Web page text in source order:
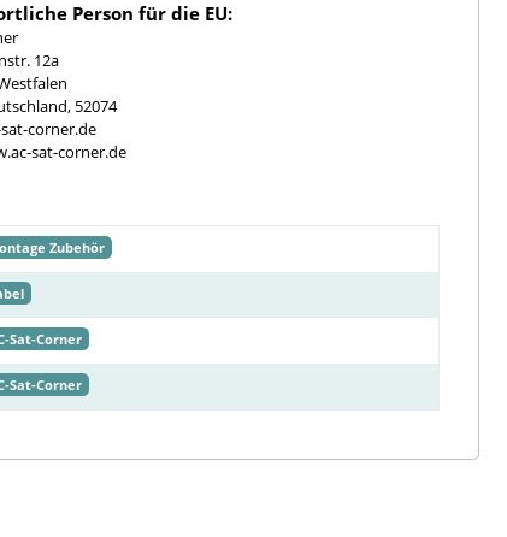
Person für die EU:
12a
52074
corner.de
sat-corner.de
Zubehör
Sat-Corner
Sat-Corner